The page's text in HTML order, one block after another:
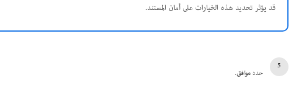
قد يؤثر تحديد هذه الخيارات على أمان المستند.
حددموافق.